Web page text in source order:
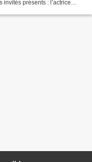
invités présents : l’actrice